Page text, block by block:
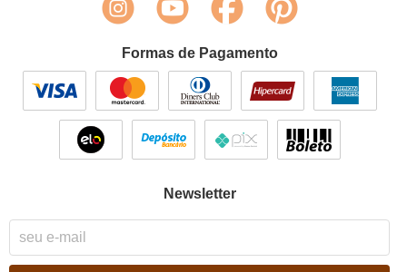
Formas de Pagamento
Newsletter